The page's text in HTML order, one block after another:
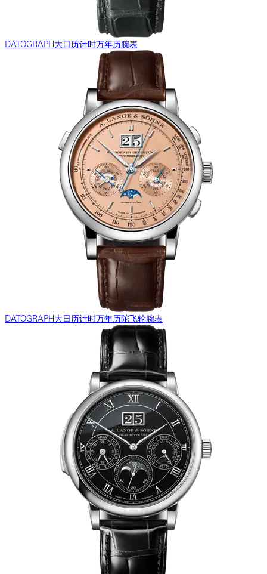
DATOGRAPH大日历计时万年历腕表
DATOGRAPH大日历计时万年历陀飞轮腕表